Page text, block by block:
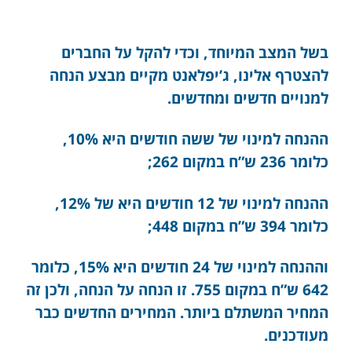
בשל המצב המיוחד, וכדי להקל על החברים
להצטרף אלינו, ג’יפלאנט מקיים מבצע הנחה
למנויים חדשים ומחדשים.
ההנחה למינוי של ששה חודשים היא 10%,
כלומר 236 ש”ח במקום 262;
ההנחה למינוי של 12 חודשים היא של 12%,
כלומר 394 ש”ח במקום 448;
וההנחה למינוי של 24 חודשים היא 15%, כלומר
642 ש”ח במקום 755. זו הנחה על הנחה, ולכן זה
המחיר המשתלם ביותר. המחירים החדשים כבר
מעודכנים.